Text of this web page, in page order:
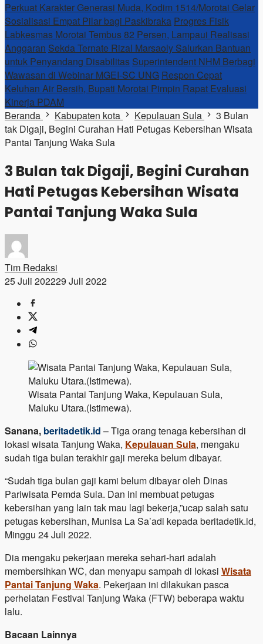
Perkuat Karakter Generasi Muda, Kodim 1514/Morotai Gelar
Sosialisasi Empat Pilar bagi Paskibraka Progres Fisik
Labkesmas Morotai Tembus 82 Persen, Lampaui Realisasi
Anggaran Sekda Ternate Rizal Marsaoly Salurkan Bantuan
untuk Penyandang Disabilitas Superintendent NHM Berbagi
Wawasan di Webinar MGEI-SC UNG Respon Cepat
Keluhan Air Bersih, Bupati Morotai Pimpin Rapat Evaluasi
Kinerja PDAM
Beranda
Kabupaten kota Kepulauan Sula
3 Bulan
tak Digaji, Begini Curahan Hati Petugas Kebersihan Wisata
Pantai Tanjung Waka Sula
3 Bulan tak Digaji, Begini Curahan
Hati Petugas Kebersihan Wisata
Pantai Tanjung Waka Sula
Tim Redaksi
25 Juli 202229 Juli 2022
Wisata Pantai Tanjung Waka, Kepulauan Sula,
Maluku Utara.(Istimewa).
Sanana, beritadetik.id – Tiga orang tenaga kebersihan di
lokasi wisata Tanjung Waka, Kepulauan Sula, mengaku
sudah tiga bulan terakhir gaji mereka belum dibayar.
“Sudah tiga bulan gaji kami belum dibayar oleh Dinas
Pariwisata Pemda Sula. Dan ini membuat petugas
kebersihan yang lain tak mau lagi bekerja,”ucap salah satu
petugas kebersihan, Munisa La Sa’adi kepada beritadetik.id,
Minggu 24 Juli 2022.
Dia mengaku pekerjaan mereka sehari-hari adalah
membersihkan WC, dan menyapu sampah di lokasi Wisata
Pantai Tanjung Waka. Pekerjaan ini dilakukan pasca
perhelatan Festival Tanjung Waka (FTW) beberapa waktu
lalu.
Bacaan Lainnya